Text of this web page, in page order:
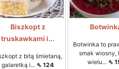
Biszkopt z
truskawkami i...
z bitą śmietaną,
galaretką i... ⇖ 124
Botwinka to
smak wiosny,
wielu... ⇖